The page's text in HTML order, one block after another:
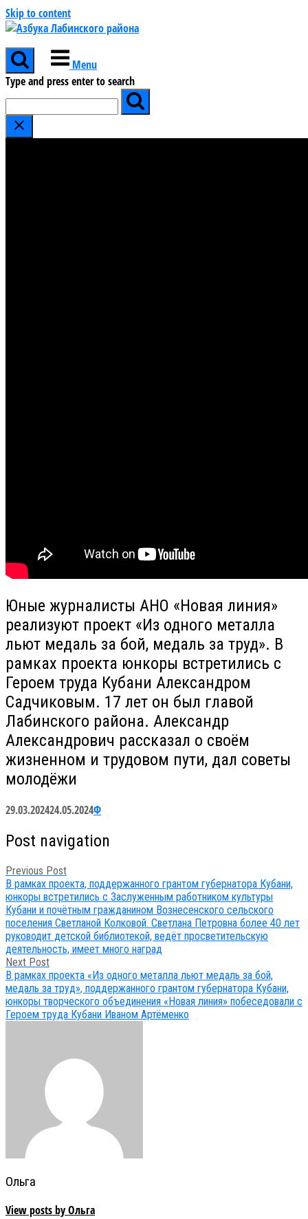
Skip to content
Menu
Type and press enter to search
Юные журналисты АНО «Новая линия»
реализуют проект «Из одного металла
льют медаль за бой, медаль за труд». В
рамках проекта юнкоры встретились с
Героем труда Кубани Александром
Садчиковым. 17 лет он был главой
Лабинского района. Александр
Александрович рассказал о своём
жизненном и трудовом пути, дал советы
молодёжи
29.03.202424.05.2024Ф
Post navigation
Previous Post
В рамках проекта, поддержанного грантом губернатора Кубани,
юнкоры встретились с Заслуженным работником культуры
Кубани и почётным гражданином Вознесенского сельского
поселения Светланой Колковой. Светлана Петровна более 40 лет
руководит детской библиотекой, ведёт просветительскую
деятельность, имеет много наград
Next Post
В рамках проекта «Из одного металла льют медаль за бой,
медаль за труд», поддержанного грантом губернатора Кубани,
юнкоры творческого объединения «Новая линия» побеседовали с
Героем труда Кубани Иваном Артёменко
Ольга
View posts by Ольга